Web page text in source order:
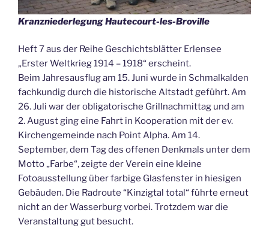
Kranzniederlegung Hautecourt-les-Broville
Heft 7 aus der Reihe Geschichtsblätter Erlensee
„Erster Weltkrieg 1914 – 1918“ erscheint.
Beim Jahresausflug am 15. Juni wurde in Schmalkalden
fachkundig durch die historische Altstadt geführt. Am
26. Juli war der obligatorische Grillnachmittag und am
2. August ging eine Fahrt in Kooperation mit der ev.
Kirchengemeinde nach Point Alpha. Am 14.
September, dem Tag des offenen Denkmals unter dem
Motto „Farbe“, zeigte der Verein eine kleine
Fotoausstellung über farbige Glasfenster in hiesigen
Gebäuden. Die Radroute “Kinzigtal total“ führte erneut
nicht an der Wasserburg vorbei. Trotzdem war die
Veranstaltung gut besucht.